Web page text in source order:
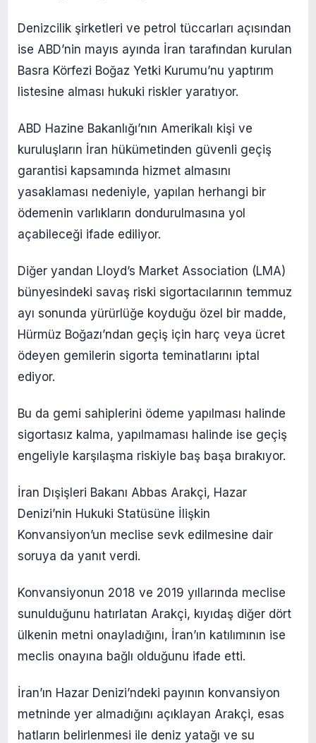
Denizcilik şirketleri ve petrol tüccarları açısından
ise ABD’nin mayıs ayında İran tarafından kurulan
Basra Körfezi Boğaz Yetki Kurumu’nu yaptırım
listesine alması hukuki riskler yaratıyor.
ABD Hazine Bakanlığı’nın Amerikalı kişi ve
kuruluşların İran hükümetinden güvenli geçiş
garantisi kapsamında hizmet almasını
yasaklaması nedeniyle, yapılan herhangi bir
ödemenin varlıkların dondurulmasına yol
açabileceği ifade ediliyor.
Diğer yandan Lloyd’s Market Association (LMA)
bünyesindeki savaş riski sigortacılarının temmuz
ayı sonunda yürürlüğe koyduğu özel bir madde,
Hürmüz Boğazı’ndan geçiş için harç veya ücret
ödeyen gemilerin sigorta teminatlarını iptal
ediyor.
Bu da gemi sahiplerini ödeme yapılması halinde
sigortasız kalma, yapılmaması halinde ise geçiş
engeliyle karşılaşma riskiyle baş başa bırakıyor.
İran Dışişleri Bakanı Abbas Arakçi, Hazar
Denizi’nin Hukuki Statüsüne İlişkin
Konvansiyon’un meclise sevk edilmesine dair
soruya da yanıt verdi.
Konvansiyonun 2018 ve 2019 yıllarında meclise
sunulduğunu hatırlatan Arakçi, kıyıdaş diğer dört
ülkenin metni onayladığını, İran’ın katılımının ise
meclis onayına bağlı olduğunu ifade etti.
İran’ın Hazar Denizi’ndeki payının konvansiyon
metninde yer almadığını açıklayan Arakçi, esas
hatların belirlenmesi ile deniz yatağı ve su